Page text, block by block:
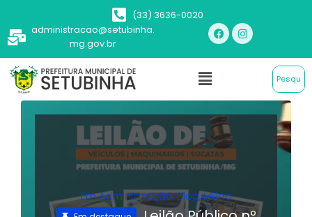
(33) 3636-0020
administracao@setubinha.
mg.gov.br
EmAdministração,Blog,Leilão